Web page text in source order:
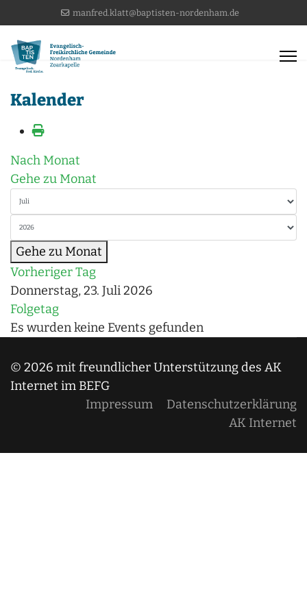
manfred.klatt@baptisten-nordenham.de
Kalender
Nach Monat
Gehe zu Monat
Gehe zu Monat
Vorheriger Tag
Donnerstag, 23. Juli 2026
Folgetag
Es wurden keine Events gefunden
© 2026 mit freundlicher Unterstützung des AK
Internet im BEFG
Impressum
Datenschutzerklärung
AK Internet